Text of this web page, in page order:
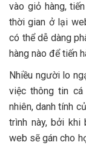
vào giỏ hàng,
thời gian ở lại
có thể dễ dàng
hàng nào để tiến
Nhiều người lo
việc thông tin
nhiên, danh tính
trình này, bởi khi
web sẽ gán cho